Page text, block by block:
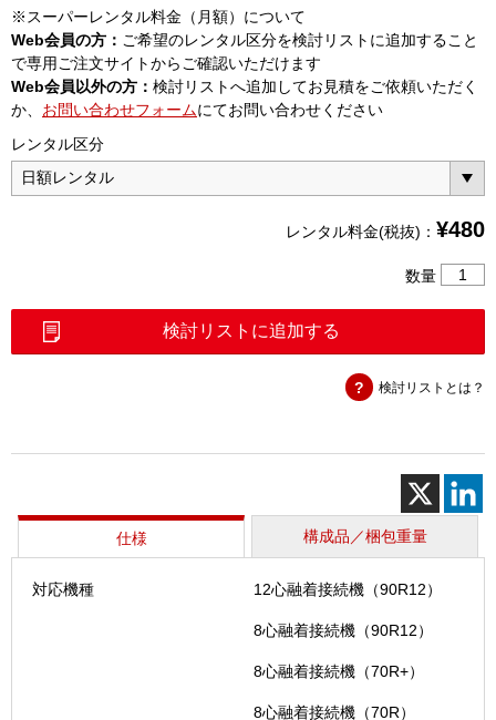
※スーパーレンタル料金（月額）について
Web会員の方： ご希望のレンタル区分を検討リストに追加すること
で専用ご注文サイトからご確認いただけます
Web会員以外の方： 検討リストへ追加してお見積をご依頼いただく
か、 お問い合わせフォームにてお問い合わせください
レンタル区分
レンタル料金(税抜)： ¥480
数量
（FH-
個
検討リストに追加する
検討リストとは？
仕様 構成品／梱包重量
対応機種 12心融着接続機（90R12）
8心融着接続機（90R12）
8心融着接続機（70R+）
8心融着接続機（70R）